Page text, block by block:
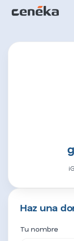
Haz una
Tu nombre